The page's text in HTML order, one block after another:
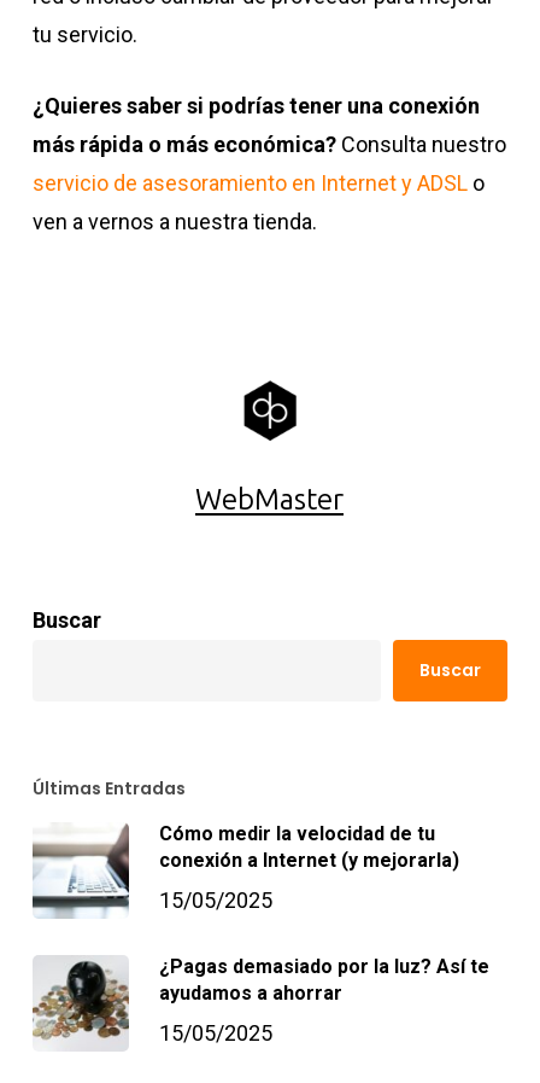
tu servicio.
¿Quieres saber si podrías tener una conexión
más rápida o más económica?Consulta nuestro
servicio de asesoramiento en Internet y ADSLo
ven a vernos a nuestra tienda.
WebMaster
Buscar
Buscar
Últimas Entradas
Cómo medir la velocidad de tu
conexión a Internet (y mejorarla)
15/05/2025
¿Pagas demasiado por la luz? Así te
ayudamos a ahorrar
15/05/2025